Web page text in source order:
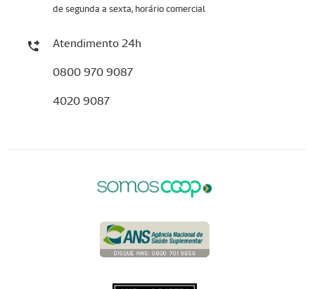
de segunda a sexta, horário comercial
Atendimento 24h
0800 970 9087
4020 9087